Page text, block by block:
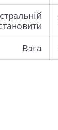
Вага